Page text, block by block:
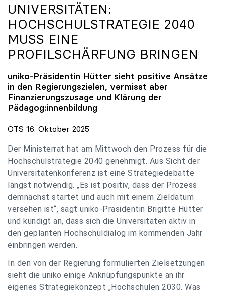
UNIVERSITÄTEN:
HOCHSCHULSTRATEGIE 2040
MUSS EINE
PROFILSCHÄRFUNG BRINGEN
uniko-Präsidentin Hütter sieht positive Ansätze
in den Regierungszielen, vermisst aber
Finanzierungszusage und Klärung der
Pädagog:innenbildung
OTS 16. Oktober 2025
Der Ministerrat hat am Mittwoch den Prozess für die
Hochschulstrategie 2040 genehmigt. Aus Sicht der
Universitätenkonferenz ist eine Strategiedebatte
längst notwendig. „Es ist positiv, dass der Prozess
demnächst startet und auch mit einem Zieldatum
versehen ist“, sagt uniko-Präsidentin Brigitte Hütter
und kündigt an, dass sich die Universitäten aktiv in
den geplanten Hochschuldialog im kommenden Jahr
einbringen werden.
In den von der Regierung formulierten Zielsetzungen
sieht die uniko einige Anknüpfungspunkte an ihr
eigenes Strategiekonzept „Hochschulen 2030. Was